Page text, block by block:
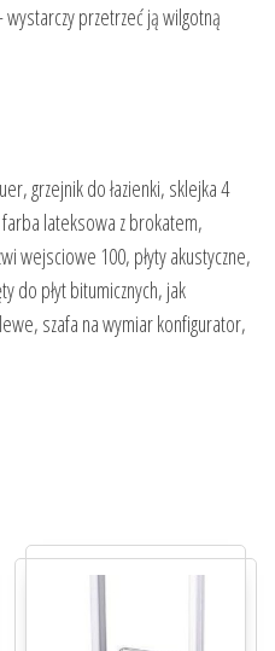
przetrzeć ją wilgotną
grzejnik do łazienki, sklejka 4
lateksowa z brokatem,
wejsciowe 100, płyty akustyczne,
do płyt bitumicznych, jak
szafa na wymiar konfigurator,